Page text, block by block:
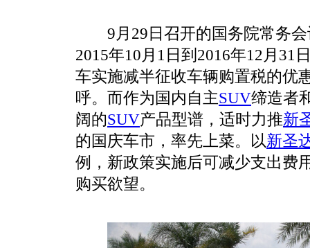
9月29日召开的国务院常务
2015年10月1日到2016年12月31
车实施减半征收车辆购置税的优
呼。而作为国内自主SUV缔造者
阔的SUV产品型谱，适时力推新
的国庆车市，率先上菜。以新圣
例，新政策实施后可减少支出费
购买欲望。